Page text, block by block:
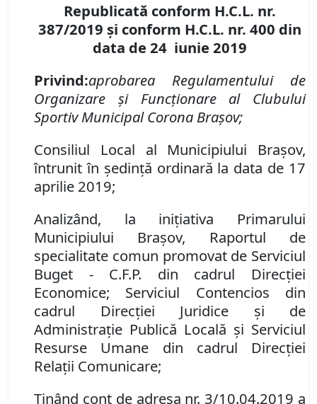
Republicată conform H.C.L. nr.
387/2019 și conform H.C.L. nr. 400 din
data de 24 iunie 2019
Privind:aprobarea Regulamentului de
Organizare şi Funcţionare al Clubului
Sportiv Municipal Corona Braşov;
Consiliul Local al Municipiului Braşov,
întrunit în şedinţă ordinară la data de 17
aprilie 2019;
Analizând, la iniţiativa Primarului
Municipiului Braşov, Raportul de
specialitate comun promovat de Serviciul
Buget - C.F.P. din cadrul Direcţiei
Economice; Serviciul Contencios din
cadrul Direcţiei Juridice şi de
Administraţie Publică Locală şi Serviciul
Resurse Umane din cadrul Direcţiei
Relaţii Comunicare;
Ţinând cont de adresa nr. 3/10.04.2019 a